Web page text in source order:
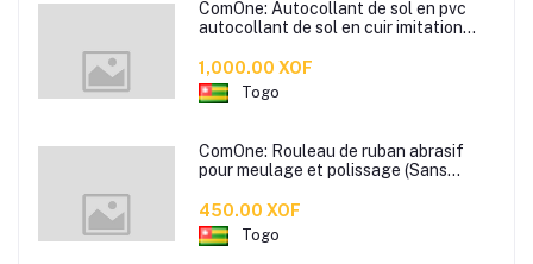
ComOne: Autocollant de sol en pvc
autocollant de sol en cuir imitation
posé directement colle de sol sans
formaldéhyde - disponible en plusieurs
couleurs
1,000.00 XOF
Togo
ComOne: Rouleau de ruban abrasif
pour meulage et polissage (Sans
450.00 XOF
Togo